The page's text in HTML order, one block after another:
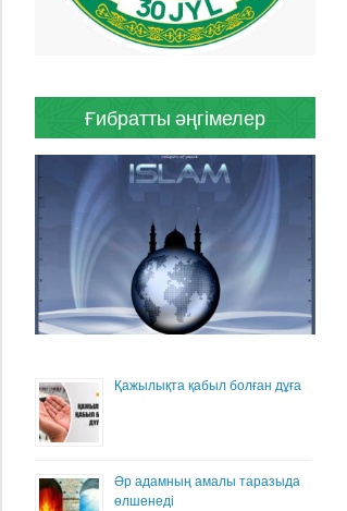
Ғибратты әңгімелер
Қажылықта қабыл болған дұға
Әр адамның амалы таразыда
өлшенеді